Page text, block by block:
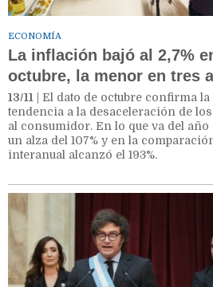
ECONOMÍA
La inflación bajó al 2,7%
octubre, la menor en tres
13/11 | El dato de octubre confirma la
tendencia a la desaceleración de
al consumidor. En lo que va del año
un alza del 107% y en la
interanual alcanzó el 193%.